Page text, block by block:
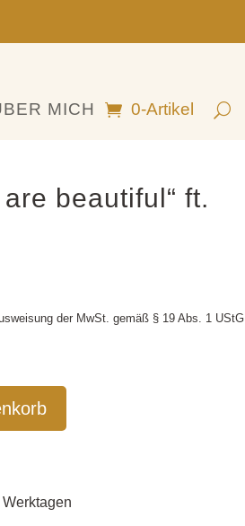
MICH 0-Artikel
beautiful“ ft.
der MwSt. gemäß § 19 Abs. 1 UStG
ab 45 €